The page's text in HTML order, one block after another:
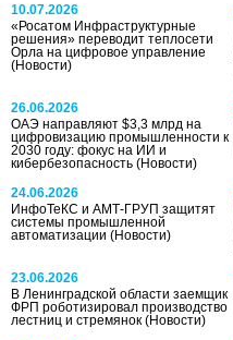
10.07.2026
«Росатом Инфраструктурные
решения» переводит теплосети
Орла на цифровое управление
(Новости)
26.06.2026
ОАЭ направляют $3,3 млрд на
цифровизацию промышленности к
2030 году: фокус на ИИ и
кибербезопасность (Новости)
24.06.2026
ИнфоТеКС и АМТ-ГРУП защитят
системы промышленной
автоматизации (Новости)
23.06.2026
В Ленинградской области заемщик
ФРП роботизировал производство
лестниц и стремянок (Новости)